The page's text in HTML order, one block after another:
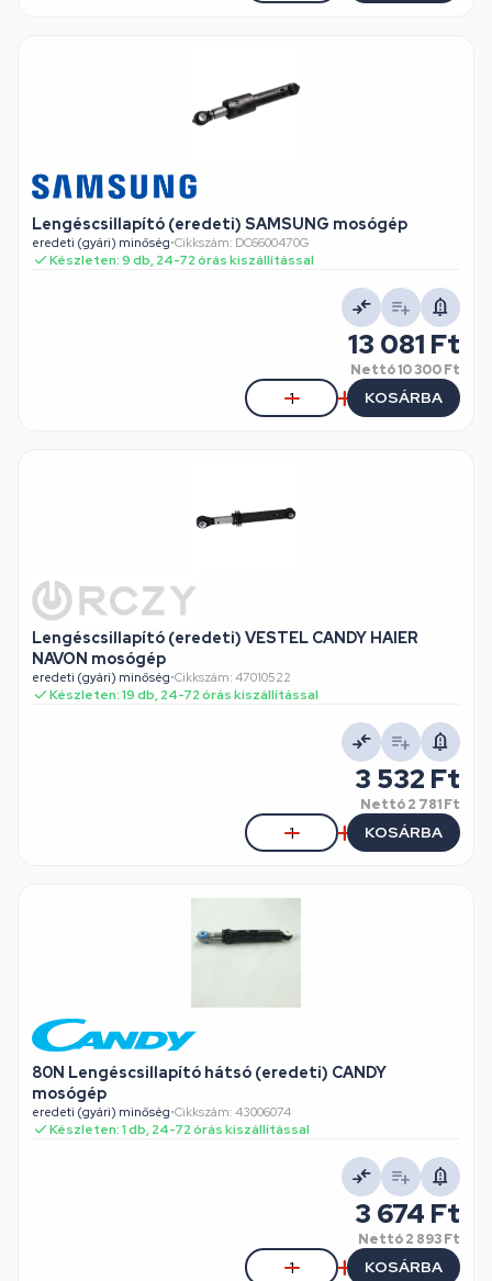
Lengéscsillapító (eredeti) SAMSUNG mosógép
eredeti (gyári) minőség•Cikkszám: DC6600470G
Készleten: 9 db, 24-72 órás kiszállítással
13 081 Ft
Nettó10 300 Ft
KOSÁRBA
Lengéscsillapító (eredeti) VESTEL CANDY HAIER
NAVON mosógép
eredeti (gyári) minőség•Cikkszám: 47010522
Készleten: 19 db, 24-72 órás kiszállítással
3 532 Ft
Nettó2 781 Ft
KOSÁRBA
80N Lengéscsillapító hátsó (eredeti) CANDY
mosógép
eredeti (gyári) minőség•Cikkszám: 43006074
Készleten: 1 db, 24-72 órás kiszállítással
3 674 Ft
Nettó2 893 Ft
KOSÁRBA